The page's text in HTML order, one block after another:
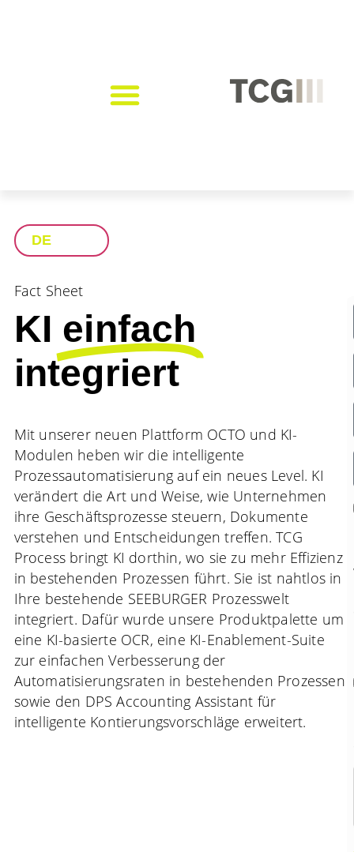
DE
Fact Sheet
KI einfach
integriert
Mit unserer neuen Plattform OCTO und KI-
Modulen heben wir die intelligente
Prozessautomatisierung auf ein neues Level. KI
verändert die Art und Weise, wie Unternehmen
ihre Geschäftsprozesse steuern, Dokumente
verstehen und Entscheidungen treffen. TCG
Process bringt KI dorthin, wo sie zu mehr Effizienz
in bestehenden Prozessen führt. Sie ist nahtlos in
Ihre bestehende SEEBURGER Prozesswelt
integriert. Dafür wurde unsere Produktpalette um
eine KI-basierte OCR, eine KI-Enablement-Suite
zur einfachen Verbesserung der
Automatisierungsraten in bestehenden Prozessen
sowie den DPS Accounting Assistant für
intelligente Kontierungsvorschläge erweitert.